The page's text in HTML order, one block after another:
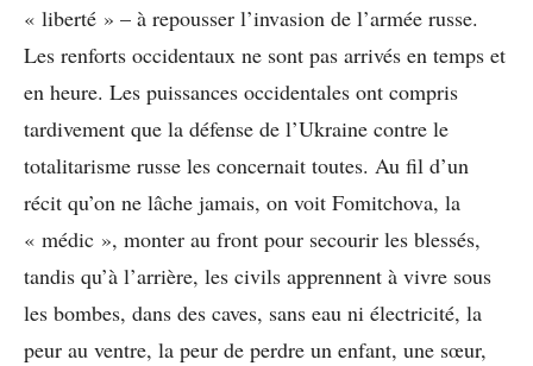
« liberté » – à repousser l’invasion de l’armée russe.
Les renforts occidentaux ne sont pas arrivés en temps et
en heure. Les puissances occidentales ont compris
tardivement que la défense de l’Ukraine contre le
totalitarisme russe les concernait toutes. Au fil d’un
récit qu’on ne lâche jamais, on voit Fomitchova, la
« médic », monter au front pour secourir les blessés,
tandis qu’à l’arrière, les civils apprennent à vivre sous
les bombes, dans des caves, sans eau ni électricité, la
peur au ventre, la peur de perdre un enfant, une sœur,